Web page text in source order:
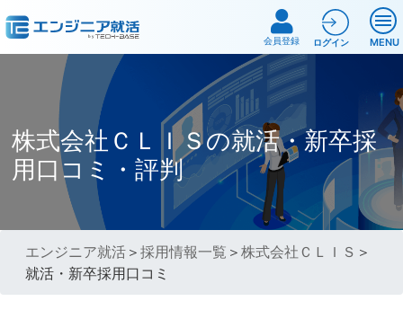
MENU
会員登録 ログイン
株式会社ＣＬＩＳの就活・新卒採
用口コミ・評判
エンジニア就活 ＞採用情報一覧 ＞株式会社ＣＬＩＳ ＞
就活・新卒採用口コミ